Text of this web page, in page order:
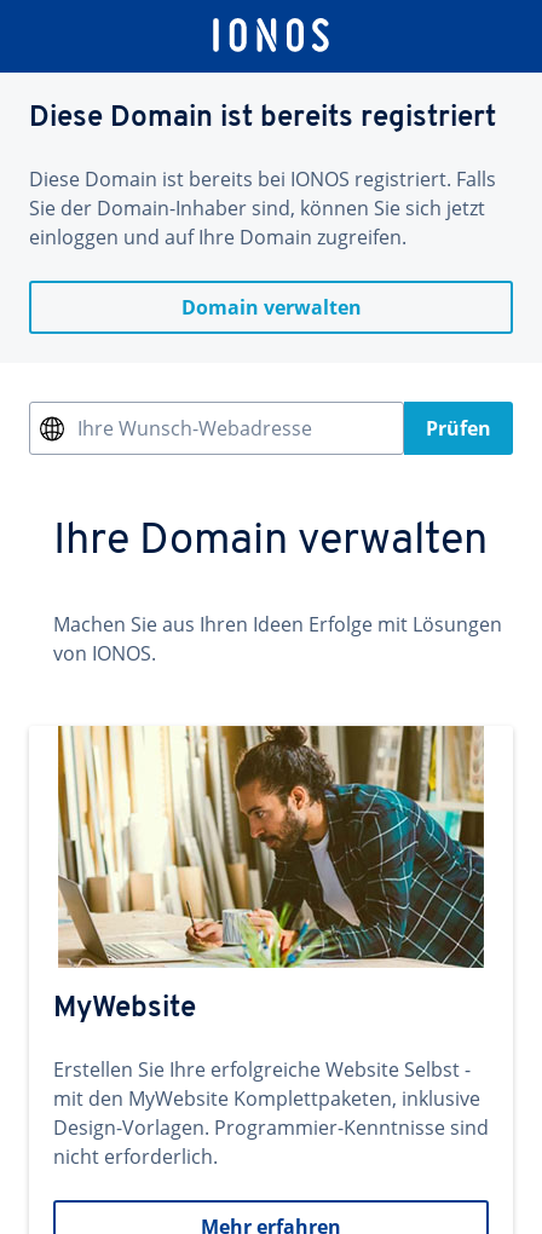
Diese Domain ist bereits registriert
Diese Domain ist bereits bei IONOS registriert. Falls
Sie der Domain-Inhaber sind, können Sie sich jetzt
einloggen und auf Ihre Domain zugreifen.
Domain verwalten
Ihre Wunsch-Webadresse Prüfen
Ihre Domain verwalten
Machen Sie aus Ihren Ideen Erfolge mit Lösungen
von IONOS.
MyWebsite
Erstellen Sie Ihre erfolgreiche Website Selbst -
mit den MyWebsite Komplettpaketen, inklusive
Design-Vorlagen. Programmier-Kenntnisse sind
nicht erforderlich.
Mehr erfahren